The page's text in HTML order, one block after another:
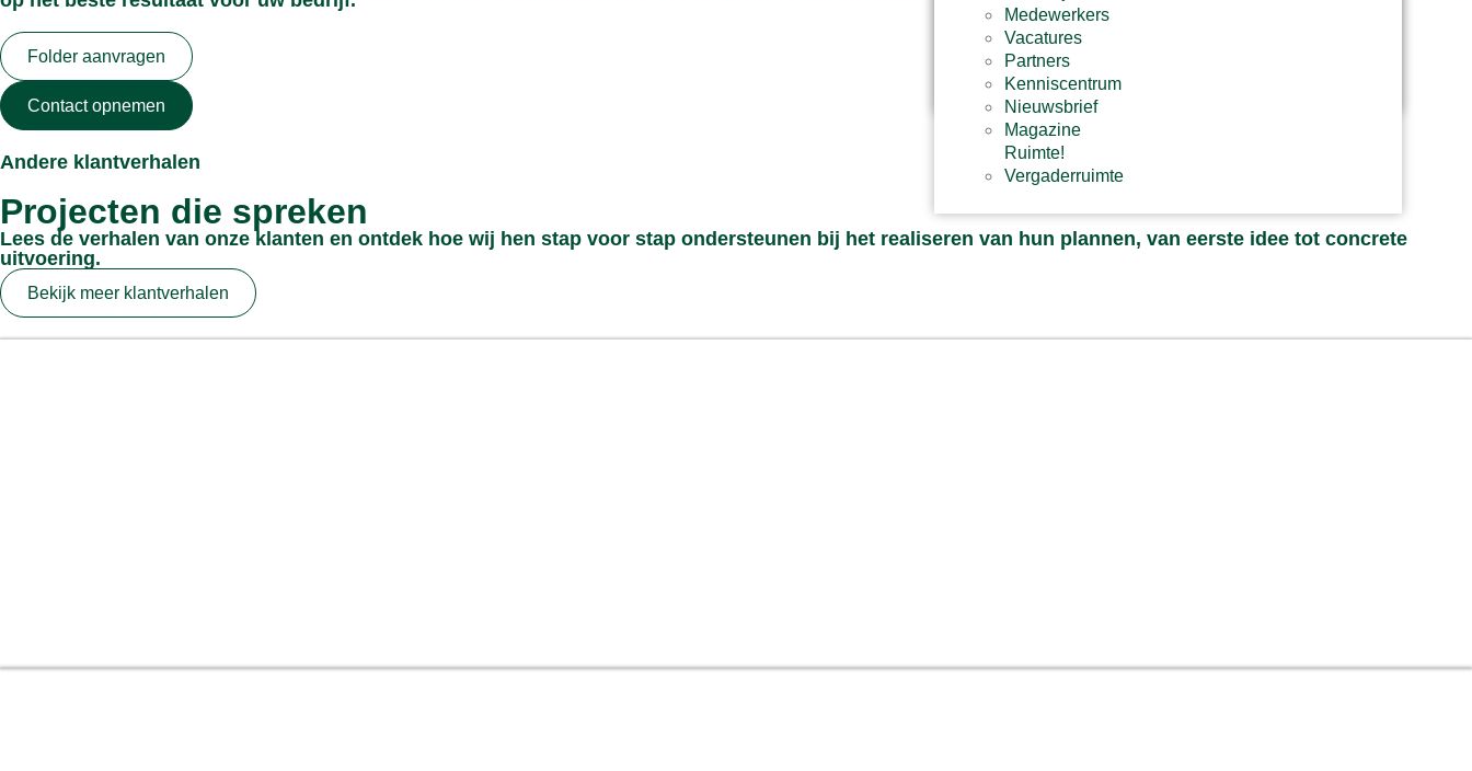
Ruimtelijk
advies​
Stikstof
advies​
Medewerkers
Vacatures
Partners
Kenniscentrum
Nieuwsbrief
Magazine
Ruimte!
Vergaderruimte
Folder aanvragen
Contact opnemen
Andere klantverhalen
Projecten die spreken
Lees de verhalen van onze klanten en ontdek hoe wij hen stap voor stap ondersteunen bij het realiseren van hun plannen, van eerste idee tot concrete
uitvoering.
Bekijk meer klantverhalen